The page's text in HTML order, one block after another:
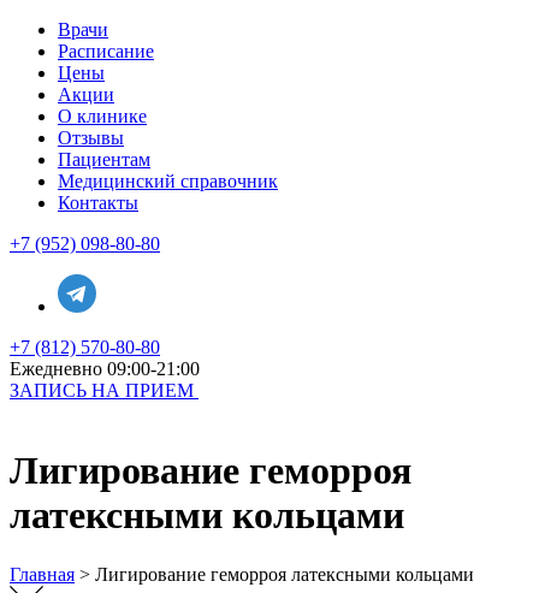
Врачи
Расписание
Цены
Акции
О клинике
Отзывы
Пациентам
Медицинский справочник
Контакты
+7 (952) 098-80-80
+7 (812) 570-80-80
Ежедневно 09:00-21:00
ЗАПИСЬ НА ПРИЕМ
Лигирование геморроя
латексными кольцами
Главная > Лигирование геморроя латексными кольцами